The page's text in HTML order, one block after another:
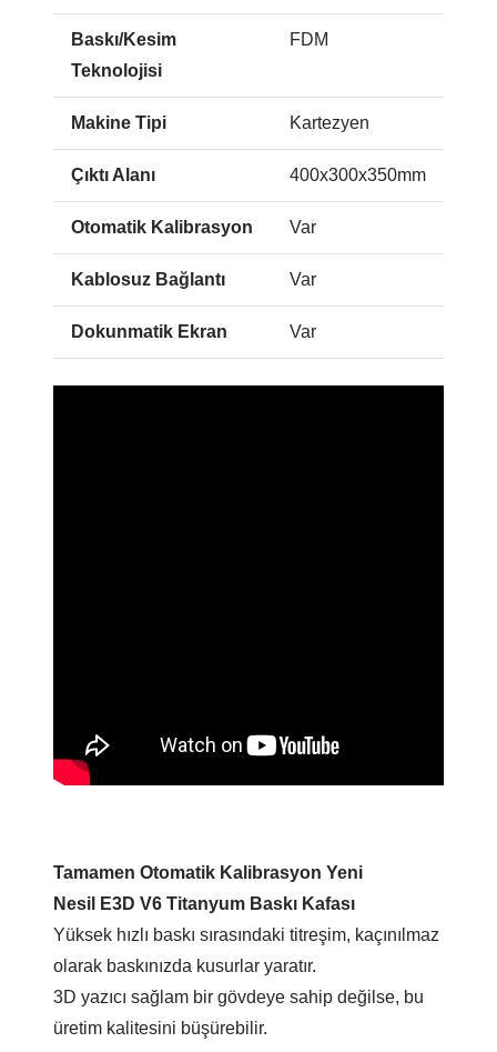
Baskı/Kesim
Teknolojisi
FDM
Makine Tipi Kartezyen
Çıktı Alanı 400x300x350mm
Otomatik Kalibrasyon Var
Kablosuz Bağlantı Var
Dokunmatik Ekran Var
Tamamen Otomatik Kalibrasyon Yeni
Nesil
E3D V6 Titanyum Baskı Kafası
Yüksek hızlı baskı sırasındaki titreşim, kaçınılmaz
olarak baskınızda kusurlar yaratır.
3D yazıcı sağlam bir gövdeye sahip değilse, bu
üretim kalitesini büşürebilir.